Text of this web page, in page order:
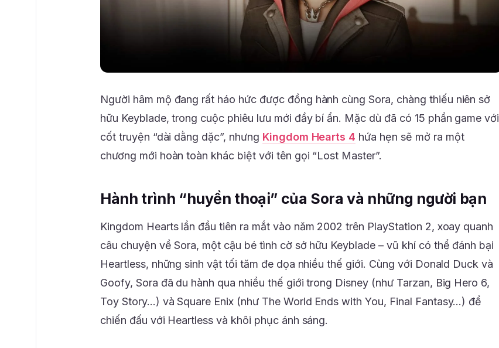
Người hâm mộ đang rất háo hức được đồng hành cùng Sora, chàng thiếu niên sở
hữu Keyblade, trong cuộc phiêu lưu mới đầy bí ẩn. Mặc dù đã có 15 phần game với
cốt truyện “dài dằng dặc”, nhưng Kingdom Hearts 4 hứa hẹn sẽ mở ra một
chương mới hoàn toàn khác biệt với tên gọi “Lost Master”.
Hành trình “huyền thoại” của Sora và những người bạn
Kingdom Hearts lần đầu tiên ra mắt vào năm 2002 trên PlayStation 2, xoay quanh
câu chuyện về Sora, một cậu bé tình cờ sở hữu Keyblade – vũ khí có thể đánh bại
Heartless, những sinh vật tối tăm đe dọa nhiều thế giới. Cùng với Donald Duck và
Goofy, Sora đã du hành qua nhiều thế giới trong Disney (như Tarzan, Big Hero 6,
Toy Story…) và Square Enix (như The World Ends with You, Final Fantasy…) để
chiến đấu với Heartless và khôi phục ánh sáng.